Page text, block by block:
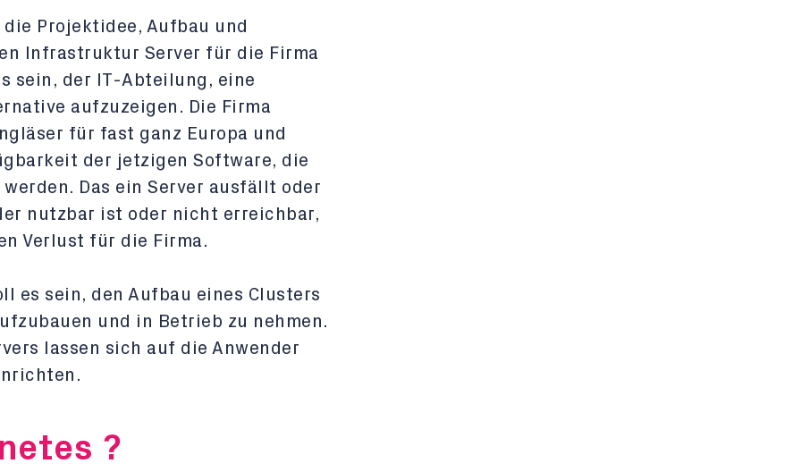
Projektidee, Aufbau und
Infrastruktur Server für die Firma
sein, der IT-Abteilung, eine
aufzuzeigen. Die Firma
für fast ganz Europa und
der jetzigen Software, die
Das ein Server ausfällt oder
nutzbar ist oder nicht erreichbar,
Verlust für die Firma.
es sein, den Aufbau eines Clusters
und in Betrieb zu nehmen.
lassen sich auf die Anwender
?